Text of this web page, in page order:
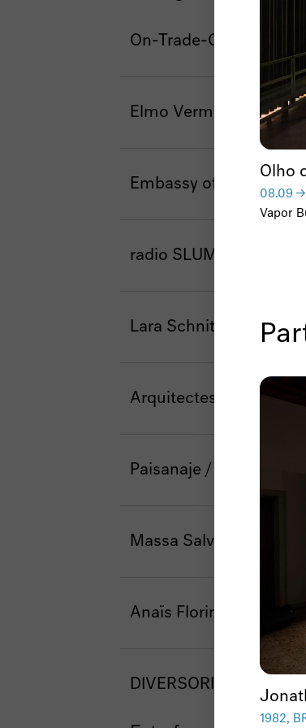
On-Trade-Off
Elmo Vermijs
Embassy of the North
radio SLUMBER
Lara Schnitger & Erika
Arquitectes de
Paisanaje / INLAND
Massa Salvatge
Anaïs Florin
DIVERSORIUM
Olho
08.09 →
Vapor
1982,